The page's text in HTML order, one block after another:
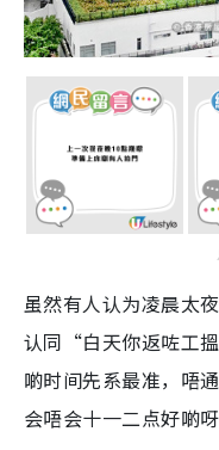
虽然有人认为凌晨太
认同“白天你返咗工
啲时间先系最准，唔
会唔会十一二点好啲